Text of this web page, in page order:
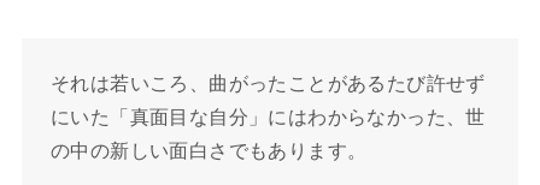
それは若いころ、曲がったことがあるたび許せず
にいた「真面目な自分」にはわからなかった、世
の中の新しい面白さでもあります。